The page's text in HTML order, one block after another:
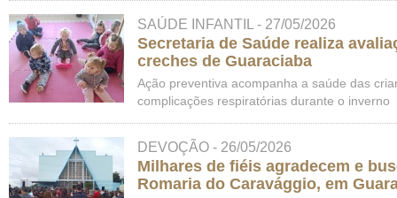
SAÚDE INFANTIL - 27/05/2026
Secretaria de Saúde realiza
creches de Guaraciaba
Ação preventiva acompanha a saúde das
complicações respiratórias durante o inverno
DEVOÇÃO - 26/05/2026
Milhares de fiéis agradecem e
Romaria do Caravággio, em